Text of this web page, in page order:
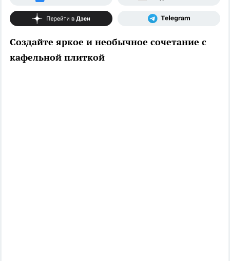
Создайте яркое и необычное сочетание с
кафельной плиткой